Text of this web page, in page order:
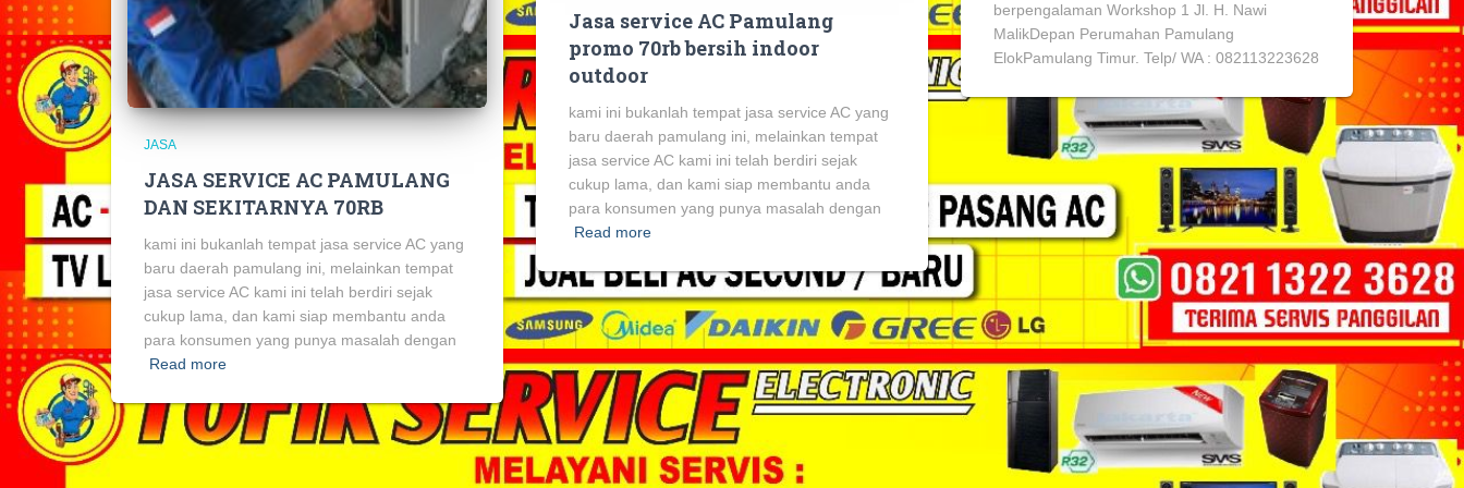
JASA
JASA SERVICE AC PAMULANG
DAN SEKITARNYA 70RB
kami ini bukanlah tempat jasa service AC yang
baru daerah pamulang ini, melainkan tempat
jasa service AC kami ini telah berdiri sejak
cukup lama, dan kami siap membantu anda
para konsumen yang punya masalah dengan
Read more
Jasa service AC Pamulang
promo 70rb bersih indoor
outdoor
kami ini bukanlah tempat jasa service AC yang
baru daerah pamulang ini, melainkan tempat
jasa service AC kami ini telah berdiri sejak
cukup lama, dan kami siap membantu anda
para konsumen yang punya masalah dengan
Read more
berpengalaman Workshop 1 Jl. H. Nawi
MalikDepan Perumahan Pamulang
ElokPamulang Timur. Telp/ WA : 082113223628